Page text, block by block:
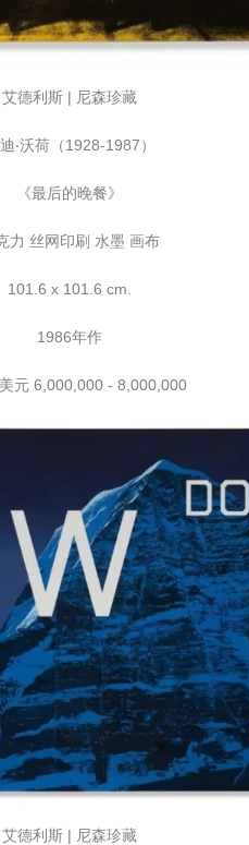
艾德利斯 | 尼森珍藏
‧沃荷（1928-1987）
《最后的晚餐》
力 丝网印刷 水墨 画布
101.6 x 101.6 cm.
1986年作
元 6,000,000 - 8,000,000
艾德利斯 | 尼森珍藏